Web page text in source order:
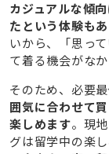
カジュアルな傾
たという体験も
いから、「思っ
て着る機会がな
そのため、必要
囲気に合わせて
楽しめます。現
グは留学中の楽